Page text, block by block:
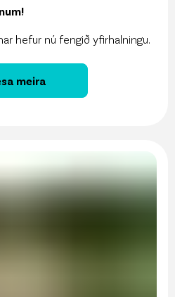
hefur nú fengið yfirhalningu.
meira